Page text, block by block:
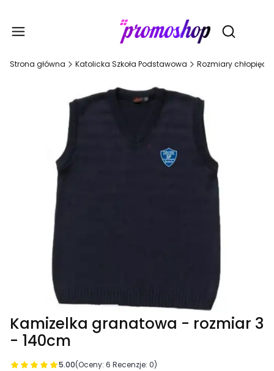
Otwórz
Strona główna Katolicka Szkoła Podstawowa Rozmiary
Kamizelka granatowa - rozmiar 3
- 140cm
5.00(Oceny: 6 Recenzje: 0)